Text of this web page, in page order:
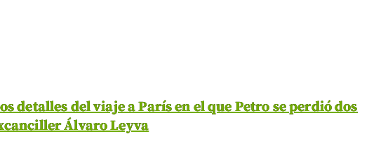
detalles del viaje a París en el que Petro se perdió dos
Álvaro Leyva